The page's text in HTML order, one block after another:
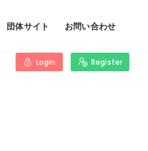
団体サイト お問い合わせ
Login Register